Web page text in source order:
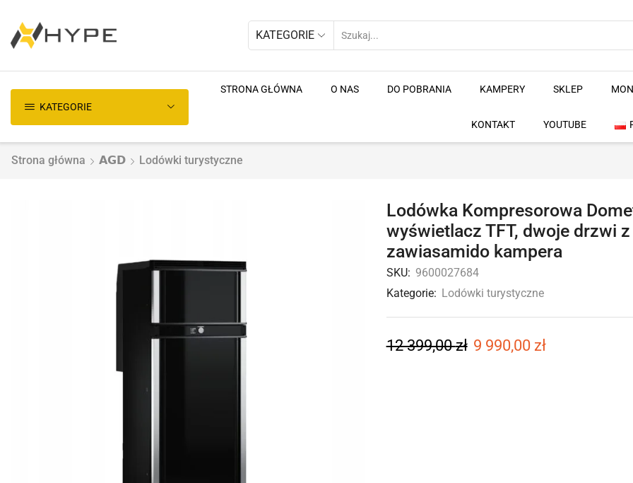
KATEGORIE
KATEGORIE
STRONA GŁÓWNA O NAS DO POBRANIA KAMPERY SKLEP
KONTAKT YOUTUBE
Strona główna 𝗔𝗚𝗗 Lodówki turystyczne
Lodówka Kompresorowa
wyświetlacz TFT, dwoje drzwi
zawiasamido kampera
SKU: 9600027684
Kategorie: Lodówki turystyczne
12 399,00zł 9 990,00 zł